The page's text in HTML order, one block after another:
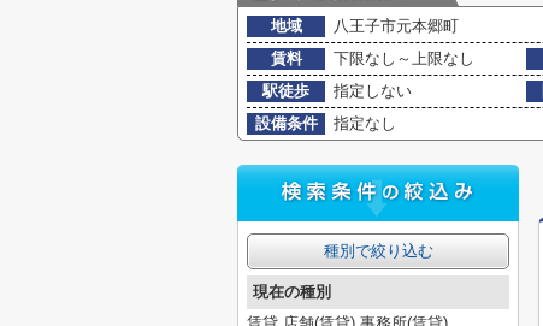
地域
八王子市元本郷町
賃料
下限なし～上限なし
駅徒歩
指定しない
設備条件
指定なし
種別で絞り込む
現在の種別